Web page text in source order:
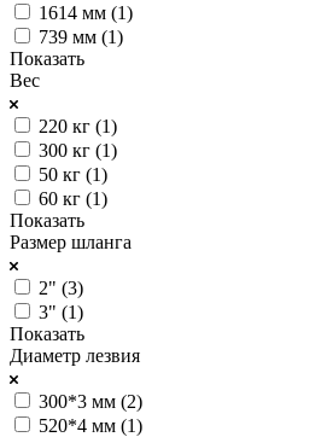
1614 мм (1)
739 мм (1)
Показать
Вес
220 кг (1)
300 кг (1)
50 кг (1)
60 кг (1)
Показать
Размер шланга
2" (3)
3" (1)
Показать
Диаметр лезвия
300*3 мм (2)
520*4 мм (1)